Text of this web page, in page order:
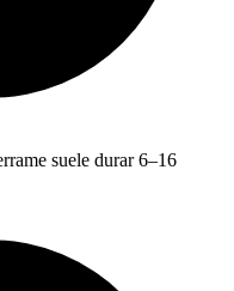
suele durar 6–16